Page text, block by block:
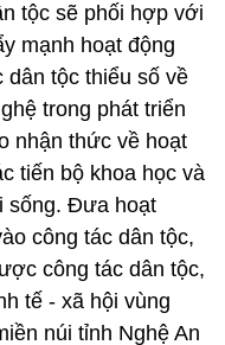
tộc sẽ phối hợp với
mạnh hoạt động
dân tộc thiểu số về
trong phát triển
nhận thức về hoạt
tiến bộ khoa học và
sống. Đưa hoạt
công tác dân tộc,
công tác dân tộc,
tế - xã hội vùng
núi tỉnh Nghệ An